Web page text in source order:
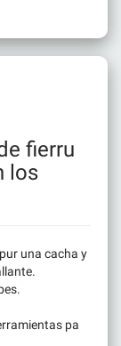
fierru
los
una cacha y
pa